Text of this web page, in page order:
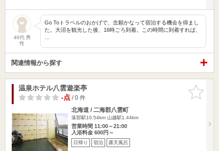
40代 男
性
Go Toトラベルのおかげで、念願かなって宿泊する機会を得まし
た。大沼を観光した後、16時ごろ到着。この時間に到着すれば、
関連情報から探す
お気に入
りに追加
温泉ホテル八雲遊楽亭
-点/ 0 件
北海道 / 二海郡八雲町
落部駅10.54km 山越駅1.44km
営業時間 11:00～21:00
入浴料金 600円～
日帰り 宿泊 露天風呂